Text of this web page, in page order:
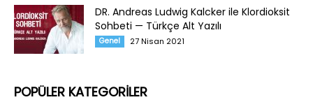
DR. Andreas Ludwig Kalcker ile Klordioksit
Sohbeti — Türkçe Alt Yazılı
Genel 27 Nisan 2021
POPÜLER KATEGORİLER